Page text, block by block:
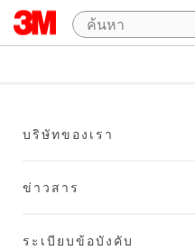
บริษัทของเรา
ข่าวสาร
ระเบียบข้อบังคับ